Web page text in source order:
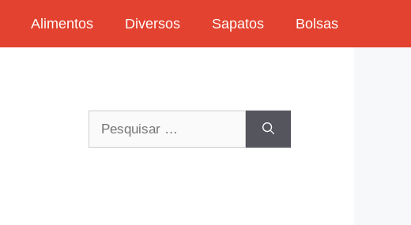
Alimentos Diversos Sapatos Bolsas